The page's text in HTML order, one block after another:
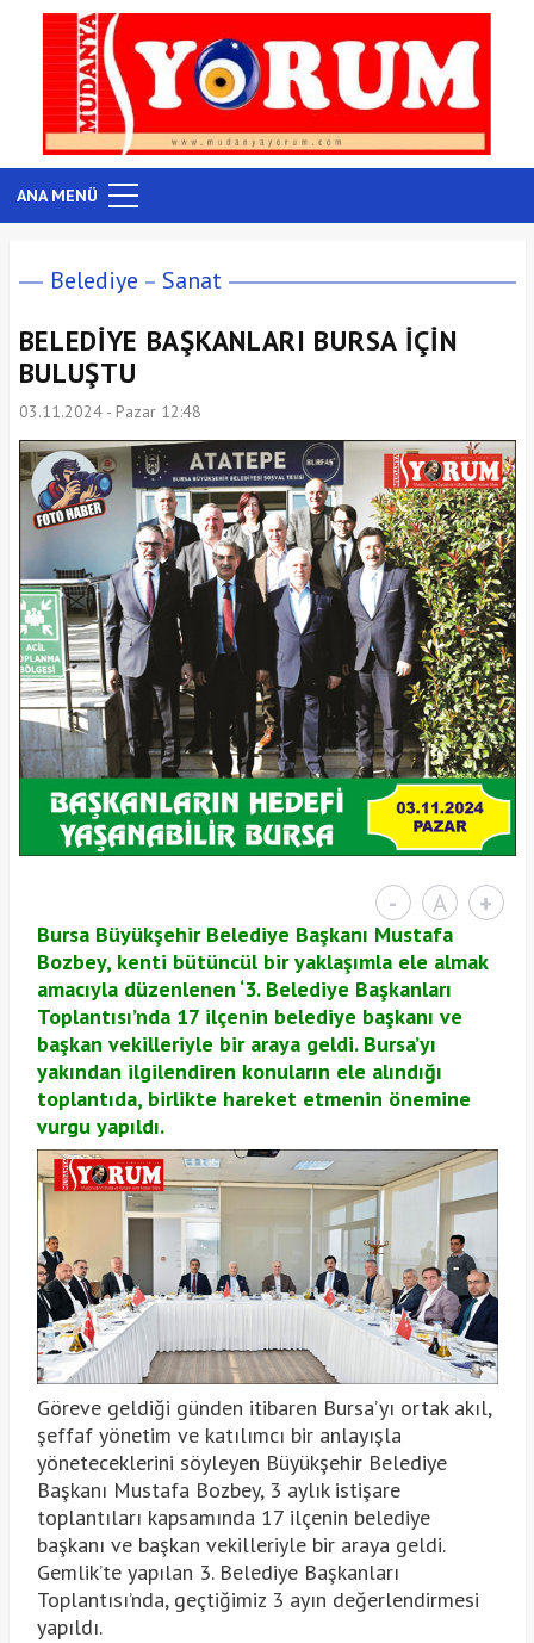
ANA MENÜ
Belediye Sanat
BELEDİYE BAŞKANLARI BURSA İÇİN
BULUŞTU
03.11.2024 - Pazar 12:48
- A +
Bursa Büyükşehir Belediye Başkanı Mustafa
Bozbey, kenti bütüncül bir yaklaşımla ele almak
amacıyla düzenlenen ‘3. Belediye Başkanları
Toplantısı’nda 17 ilçenin belediye başkanı ve
başkan vekilleriyle bir araya geldi. Bursa’yı
yakından ilgilendiren konuların ele alındığı
toplantıda, birlikte hareket etmenin önemine
vurgu yapıldı.
Göreve geldiği günden itibaren Bursa’yı ortak akıl,
şeffaf yönetim ve katılımcı bir anlayışla
yöneteceklerini söyleyen Büyükşehir Belediye
Başkanı Mustafa Bozbey, 3 aylık istişare
toplantıları kapsamında 17 ilçenin belediye
başkanı ve başkan vekilleriyle bir araya geldi.
Gemlik’te yapılan 3. Belediye Başkanları
Toplantısı’nda, geçtiğimiz 3 ayın değerlendirmesi
yapıldı.